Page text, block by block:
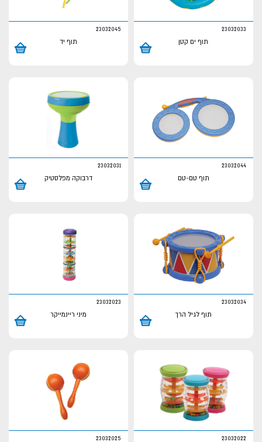
23032033
תוף ים קטן
23032045
תוף יד
23032044
תוף טם-טם
23032031
דרבוקה מפלסטיק
23032034
תוף לגיל הרך
23032023
מיני ריינמייקר
23032022
23032025